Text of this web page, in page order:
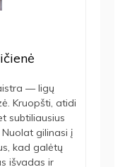
— ligų
Kruopšti, atidi
subtiliausius
gilinasi į
kad galėtų
išvadas ir